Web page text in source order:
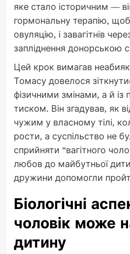
яке стало історичним —
гормональну терапію,
овуляцію, і завагітнів
запліднення донорською
Цей крок вимагав
Томасу довелося
фізичними змінами, а й із
тиском. Він згадував, як
чужим у власному тілі,
рости, а суспільство не
сприйняти “вагітного
любов до майбутньої
дружини допомогли
Біологічні
чоловік може
дитину